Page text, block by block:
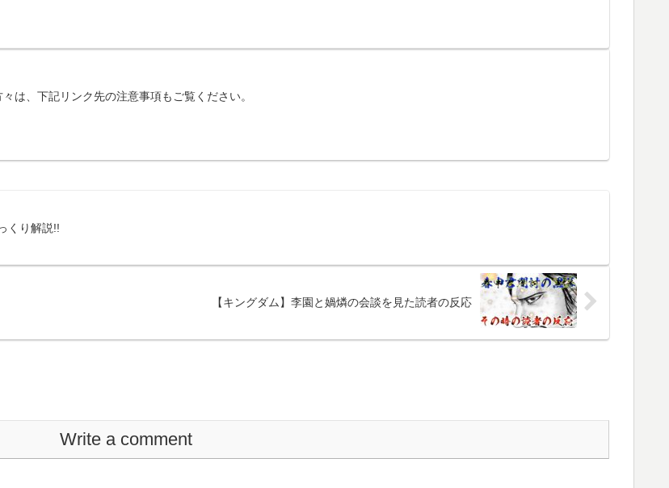
は、下記リンク先の注意事項もご覧ください。
くり解説!!
【キングダム】李園と媧燐の会談を見た読者の反応
Write a comment